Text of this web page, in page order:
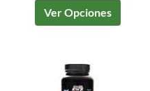
Ver Opciones